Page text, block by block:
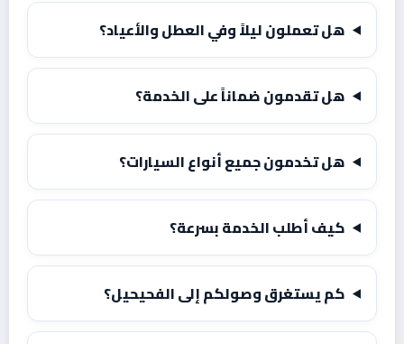
هل تعملون ليلاً وفي العطل والأعياد؟
هل تقدمون ضماناً على الخدمة؟
هل تخدمون جميع أنواع السيارات؟
كيف أطلب الخدمة بسرعة؟
كم يستغرق وصولكم إلى الفحيحيل؟